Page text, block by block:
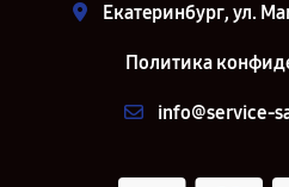
Екатеринбург, ул.
Политика
info@service-